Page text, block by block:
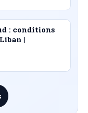
: conditions
|